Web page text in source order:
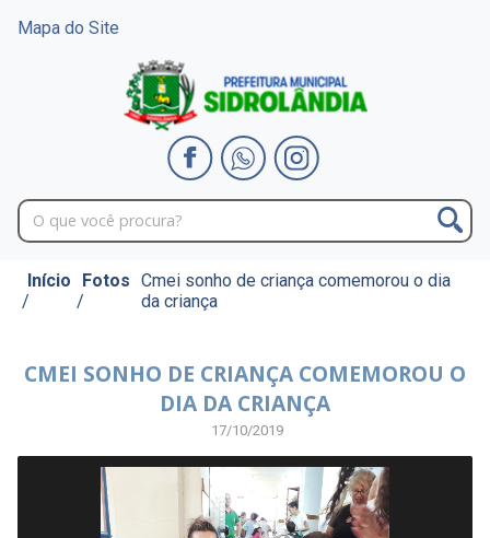
Mapa do Site
Início
/
Fotos
/
Cmei sonho de criança comemorou o dia
da criança
CMEI SONHO DE CRIANÇA COMEMOROU O
DIA DA CRIANÇA
17/10/2019